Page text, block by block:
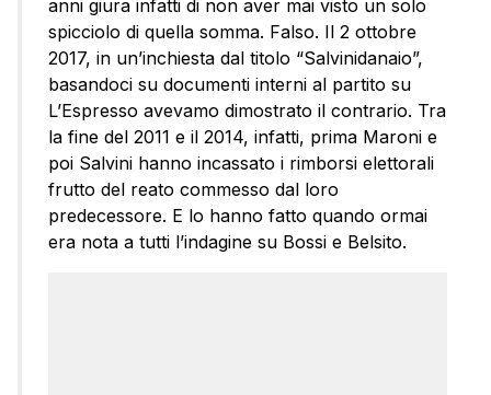
anni giura infatti di non aver mai visto un solo
spicciolo di quella somma. Falso. Il 2 ottobre
2017, in un’inchiesta dal titolo “Salvinidanaio”,
basandoci su documenti interni al partito su
L’Espresso avevamo dimostrato il contrario. Tra
la fine del 2011 e il 2014, infatti, prima Maroni e
poi Salvini hanno incassato i rimborsi elettorali
frutto del reato commesso dal loro
predecessore. E lo hanno fatto quando ormai
era nota a tutti l’indagine su Bossi e Belsito.